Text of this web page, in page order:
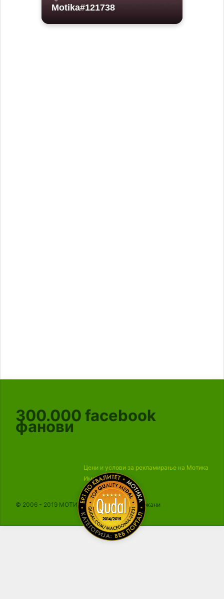
300.000 facebook
фанови
Цени и услови за рекламирање на Мотика
Импресум
© 2006 - 2019 МОТИКА, Сите права се задржани